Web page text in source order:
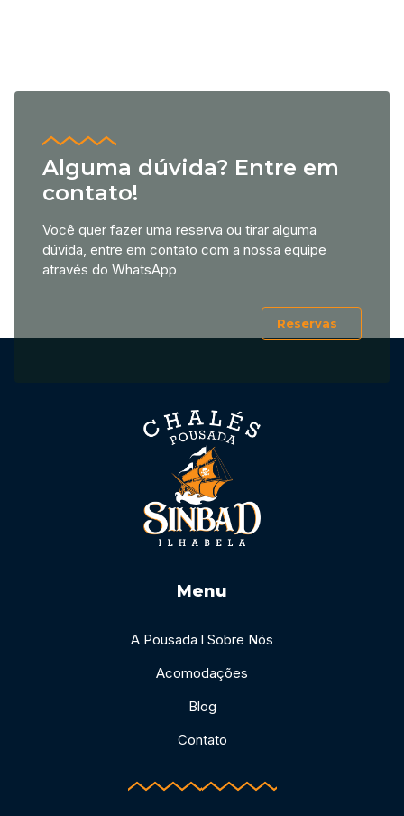
Alguma dúvida? Entre em
contato!
Você quer fazer uma reserva ou tirar alguma
dúvida, entre em contato com a nossa equipe
através do WhatsApp
Reservas
Menu
A Pousada l Sobre Nós
Acomodações
Blog
Contato